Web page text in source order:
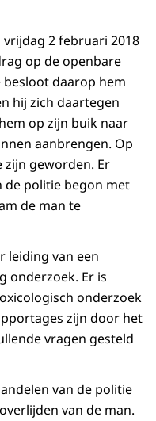
2 februari 2018
op de openbare
besloot daarop hem
hij zich daartegen
op zijn buik naar
aanbrengen. Op
geworden. Er
de politie begon met
de man te
leiding van een
onderzoek. Er is
onderzoek
zijn door het
vragen gesteld
van de politie
van de man.